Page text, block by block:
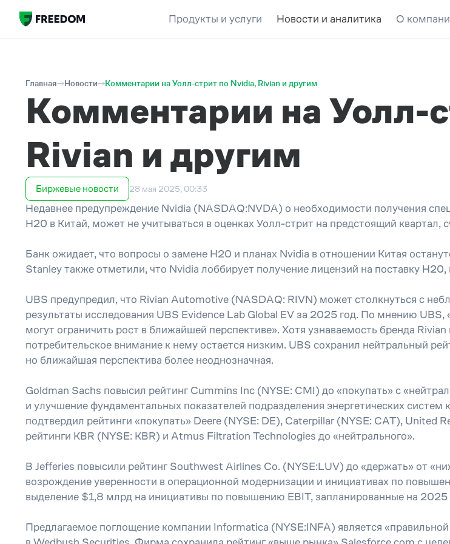
Продукты и услуги Новости и аналитика О
Главная Новости Комментарии на Уолл-стрит по Nvidia, Rivian и другим
Комментарии на Уолл-
Rivian и другим
Биржевые новости 28 мая 2025, 00:33
Недавнее предупреждение Nvidia (NASDAQ:NVDA) о необходимости получения
H20 в Китай, может не учитываться в оценках Уолл-стрит на предстоящий квартал,
Банк ожидает, что вопросы о замене H20 и планах Nvidia в отношении Китая
Stanley также отметили, что Nvidia лоббирует получение лицензий на поставку
UBS предупредил, что Rivian Automotive (NASDAQ: RIVN) может столкнуться с
результаты исследования UBS Evidence Lab Global EV за 2025 год. По мнению
могут ограничить рост в ближайшей перспективе». Хотя узнаваемость бренда
потребительское внимание к нему остается низким. UBS сохранил нейтральный
но ближайшая перспектива более неоднозначная.
Goldman Sachs повысил рейтинг Cummins Inc (NYSE: CMI) до «покупать» с
и улучшение фундаментальных показателей подразделения энергетических
подтвердил рейтинги «покупать» Deere (NYSE: DE), Caterpillar (NYSE: CAT), United
рейтинги KBR (NYSE: KBR) и Atmus Filtration Technologies до «нейтрального».
В Jefferies повысили рейтинг Southwest Airlines Co. (NYSE:LUV) до «держать» от
возрождение уверенности в операционной модернизации и инициативах по
выделение $1,8 млрд на инициативы по повышению EBIT, запланированные на 2025
Предлагаемое поглощение компании Informatica (NYSE:INFA) является